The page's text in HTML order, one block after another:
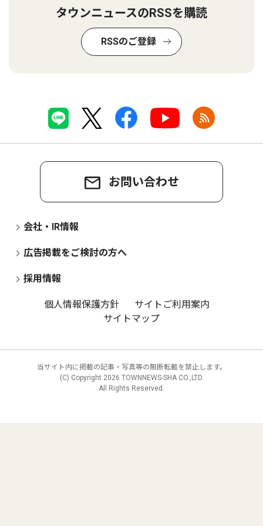
タウンニュースのRSSを購読
RSSのご登録
お問い合わせ
会社・IR情報
広告掲載をご検討の方へ
採用情報
個人情報保護方針
サイトご利用案内
サイトマップ
当サイト内に掲載の記事・写真等の無断転載を禁止します。
(C) Copyright 2026 TOWNNEWS-SHA CO.,LTD.
All Rights Reserved.